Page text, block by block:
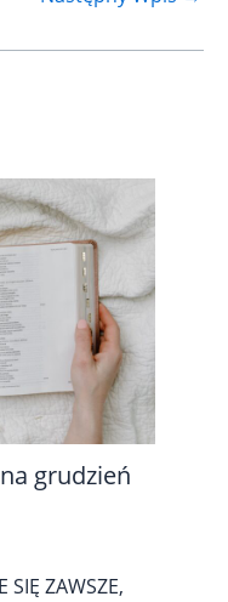
grudzień
SIĘ ZAWSZE,